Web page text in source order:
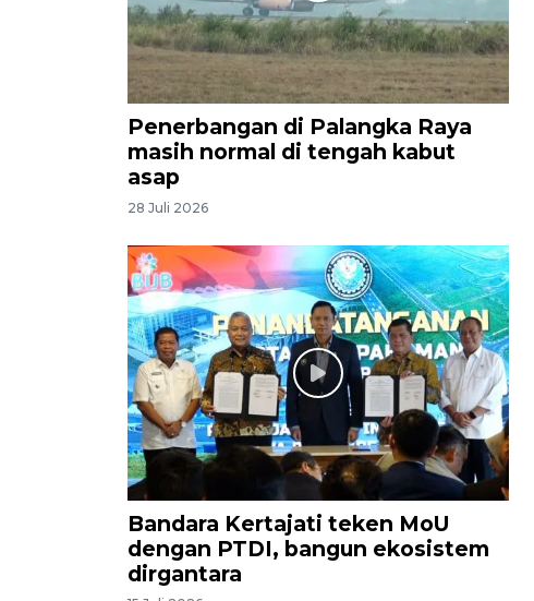
Penerbangan di Palangka Raya
masih normal di tengah kabut
asap
28 Juli 2026
Bandara Kertajati teken MoU
dengan PTDI, bangun ekosistem
dirgantara